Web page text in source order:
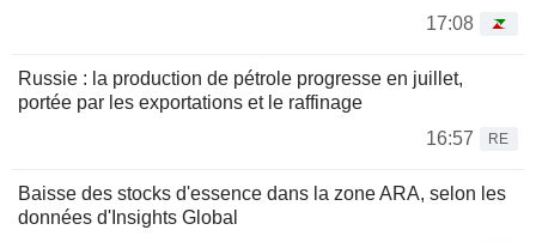
17:08
Russie : la production de pétrole progresse en juillet,
portée par les exportations et le raffinage
16:57
RE
Baisse des stocks d'essence dans la zone ARA, selon les
données d'Insights Global